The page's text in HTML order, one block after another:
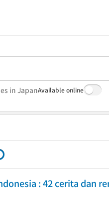
in JapanAvailable online
: 42 cerita dan